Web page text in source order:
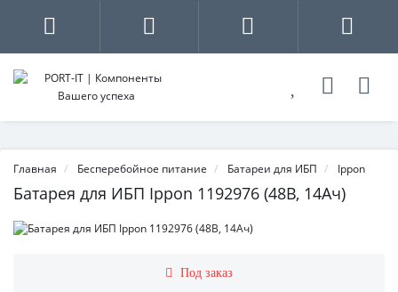
Главная Бесперебойное питание Батареи для ИБП Ippon
Батарея для ИБП Ippon 1192976 (48В, 14Ач)
Под заказ